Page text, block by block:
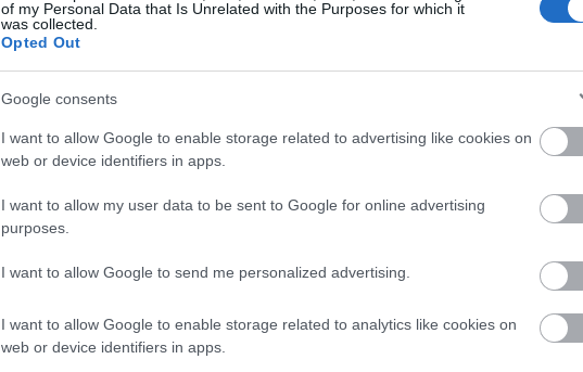
of my Personal Data that Is Unrelated with the Purposes for which it
was collected.
Opted Out
Google consents
I want to allow Google to enable storage related to advertising like cookies on
web or device identifiers in apps.
I want to allow my user data to be sent to Google for online advertising
purposes.
I want to allow Google to send me personalized advertising.
I want to allow Google to enable storage related to analytics like cookies on
web or device identifiers in apps.
Wizz
16:47 Wall